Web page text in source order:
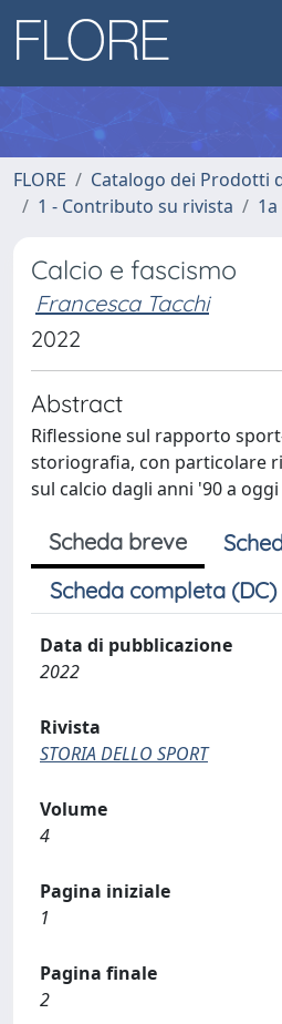
FLORE
Catalogo dei Prodotti
1 - Contributo su rivista
Calcio e fascismo
Francesca Tacchi
2022
Abstract
Riflessione sul rapporto
storiografia, con particolare
sul calcio dagli anni '90 a
Scheda breve
Scheda completa (DC)
Data di pubblicazione
2022
Rivista
STORIA DELLO SPORT
Volume
4
Pagina iniziale
1
Pagina finale
2